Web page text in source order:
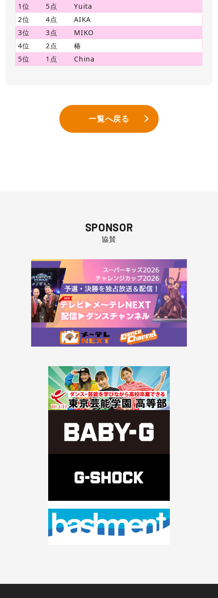
1位
5点
Yuita
2位
4点
AIKA
3位
3点
MIKO
4位
2点
椿
5位
1点 China
一覧へ戻る
SPONSOR
協賛